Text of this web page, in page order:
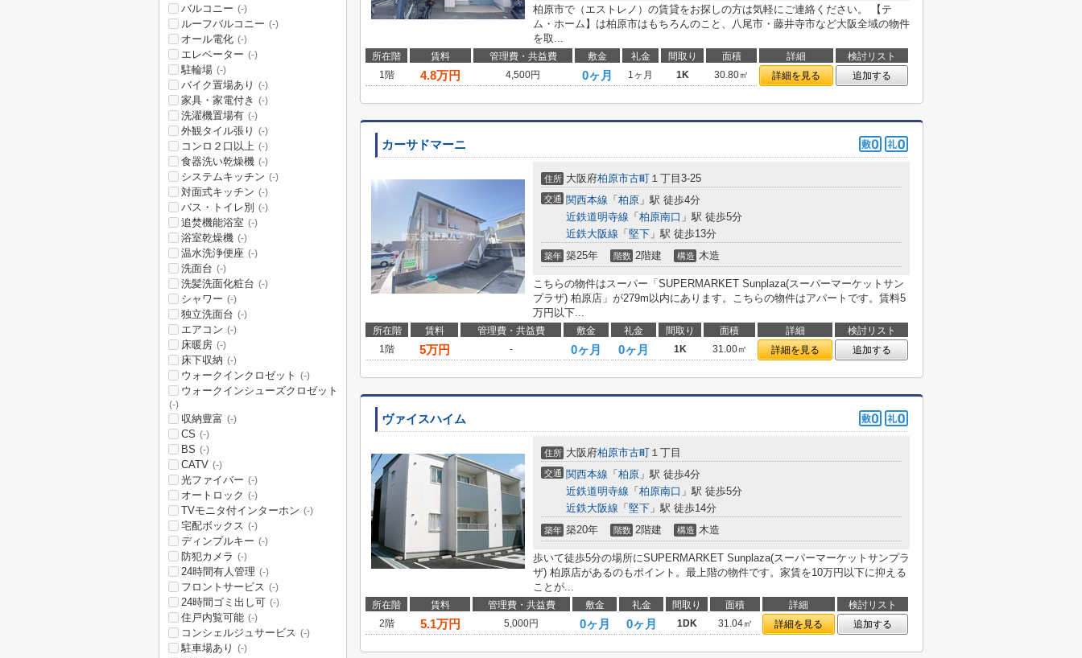
柏原市で（エストレノ）の賃貸をお探しの方は気軽にご連絡ください。 【テ
ム・ホーム】は柏原市はもちろんのこと、八尾市・藤井寺市など大阪全域の物件
を取...
所在階 賃料 管理費・共益費 敷金 礼金 間取り 面積 詳細
検討リスト
1階
4.8万円 4,500円 0ヶ月 1ヶ月 1K 30.80㎡ 詳細を見る 追加する
カーサドマーニ
住所 大阪府柏原市古町 １丁目3-25
交通 関西本線 「 柏原 」駅 徒歩4分
近鉄道明寺線 「 柏原南口 」駅 徒歩5分
近鉄大阪線 「 堅下 」駅 徒歩13分
築年 築25年 階数 2階建 構造 木造
こちらの物件はスーパー「SUPERMARKET Sunplaza(スーパーマーケットサン
プラザ) 柏原店」が279m以内にあります。こちらの物件はアパートです。賃料5
万円以下...
所在階 賃料 管理費・共益費 敷金 礼金 間取り 面積 詳細
検討リスト
1階
5万円 - 0ヶ月 0ヶ月 1K 31.00㎡ 詳細を見る 追加する
ヴァイスハイム
住所 大阪府柏原市古町 １丁目
交通 関西本線 「 柏原 」駅 徒歩4分
近鉄道明寺線 「 柏原南口 」駅 徒歩5分
近鉄大阪線 「 堅下 」駅 徒歩14分
築年 築20年 階数 2階建 構造 木造
歩いて徒歩5分の場所にSUPERMARKET Sunplaza(スーパーマーケットサンプラ
ザ) 柏原店があるのもポイント。最上階の物件です。家賃を10万円以下に抑える
ことが...
所在階 賃料 管理費・共益費 敷金 礼金 間取り 面積 詳細
検討リスト
2階
5.1万円 5,000円 0ヶ月 0ヶ月 1DK 31.04㎡ 詳細を見る 追加する
バルコニー (-)
ルーフバルコニー (-)
オール電化 (-)
エレベーター (-)
駐輪場 (-)
バイク置場あり (-)
家具・家電付き (-)
洗濯機置場有 (-)
外観タイル張り (-)
コンロ２口以上 (-)
食器洗い乾燥機 (-)
システムキッチン (-)
対面式キッチン (-)
バス・トイレ別 (-)
追焚機能浴室 (-)
浴室乾燥機 (-)
温水洗浄便座 (-)
洗面台 (-)
洗髪洗面化粧台 (-)
シャワー (-)
独立洗面台 (-)
エアコン (-)
床暖房 (-)
床下収納 (-)
ウォークインクロゼット (-)
ウォークインシューズクロゼット
(-)
収納豊富 (-)
CS (-)
BS (-)
CATV (-)
光ファイバー (-)
オートロック (-)
TVモニタ付インターホン (-)
宅配ボックス (-)
ディンプルキー (-)
防犯カメラ (-)
24時間有人管理 (-)
フロントサービス (-)
24時間ゴミ出し可 (-)
住戸内覧可能 (-)
コンシェルジュサービス (-)
駐車場あり (-)